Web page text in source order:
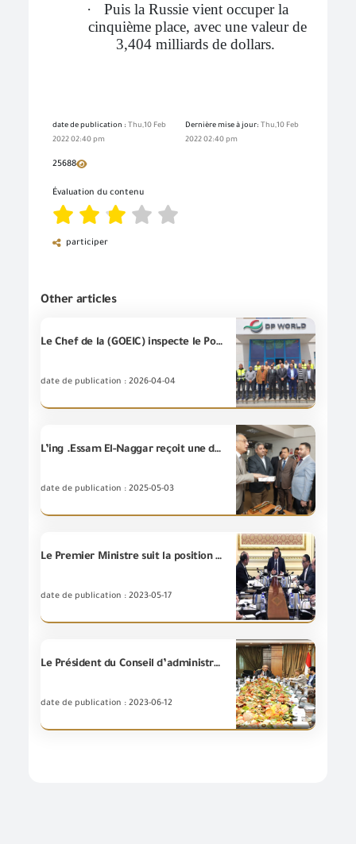
·
Puis la Russie vient occuper la
cinquième place, avec une valeur de
3,404 milliards de dollars.
date de publication : Thu,10 Feb
2022 02:40 pm
Dernière mise à jour: Thu,10 Feb
2022 02:40 pm
25688
Évaluation du contenu
participer
Other articles
Le Chef de la (GOEIC) inspecte le Port de Suez pour assurer le suivi du système (UCR) et met l'accent sur la coordination entre les entités concernées pour faciliter les procédures du dédouanement et soutenir les exportateurs.
date de publication : 2026-04-04
L’ing .Essam El-Naggar reçoit une délégation de haut niveau de la Compagnie générale irakienne pour les expositions et les services commerciaux et le conseiller commercial à l’Ambassade de l’Irak pour examiner la coopération bilatérale et soutenir les échanges commerciaux entre l’Égypte et l'Irak.
date de publication : 2025-05-03
Le Premier Ministre suit la position de la société « Al- Nasr » pour l’exportation et l’importation "Gosoor" et dirige l’utilisation optimale de ses actifs pour servir aux objectifs d’expansion du volume des exportations en particulier vers les pays africains
date de publication : 2023-05-17
Le Président du Conseil d’administration de la (GOEIC) tient une réunion avec le Conseil d’Exportation des Industries de l’Ingénierie et les Messieurs représentants du Projet de Développement du Commerce et des Exportations en Égypte (USAID)
date de publication : 2023-06-12